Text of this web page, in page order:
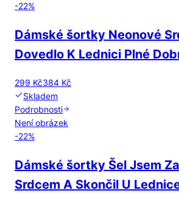
-22%
Dámské šortky Neonové
Dovedlo K Lednici Plné
299 Kč384 Kč
Skladem
Podrobnosti
Není obrázek
-22%
Dámské šortky Šel Jsem
Srdcem A Skončil U